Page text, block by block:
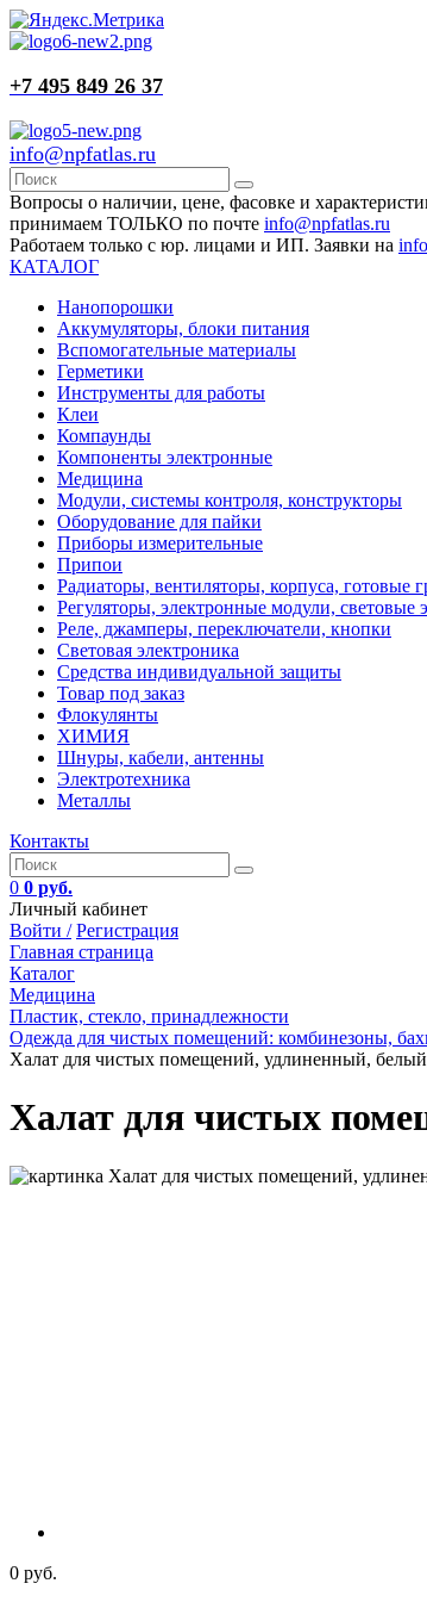
+7 495 849 26 37
info@npfatlas.ru
Вопросы о наличии, цене, фасовке и
принимаем ТОЛЬКО по почте info@npfatlas.ru
Работаем только с юр. лицами и ИП. Заявки на
КАТАЛОГ
Нанопорошки
Аккумуляторы, блоки питания
Вспомогательные материалы
Герметики
Инструменты для работы
Клеи
Компаунды
Компоненты электронные
Медицина
Модули, системы контроля, конструкторы
Оборудование для пайки
Приборы измерительные
Припои
Радиаторы, вентиляторы, корпуса, готовые
Регуляторы, электронные модули, световые
Реле, джамперы, переключатели, кнопки
Световая электроника
Средства индивидуальной защиты
Товар под заказ
Флокулянты
ХИМИЯ
Шнуры, кабели, антенны
Электротехника
Металлы
Контакты
0 0 руб.
Личный кабинет
Войти / Регистрация
Главная страница
Каталог
Медицина
Пластик, стекло, принадлежности
Одежда для чистых помещений: комбинезоны,
Халат для чистых помещений, удлиненный,
Халат для чистых
0 руб.